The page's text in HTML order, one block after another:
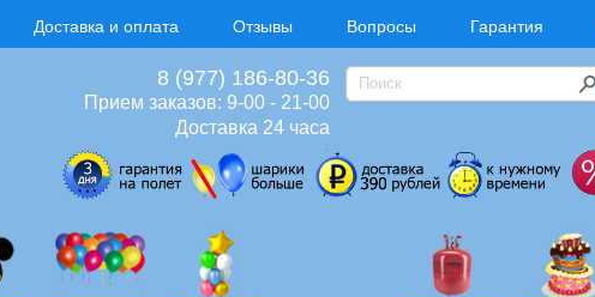
Доставка и оплата Отзывы Вопросы Гарантия
8 (977) 186-80-36
Прием заказов: 9-00 - 21-00
Доставка 24 часа